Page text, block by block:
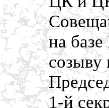
на
созыву
1-й